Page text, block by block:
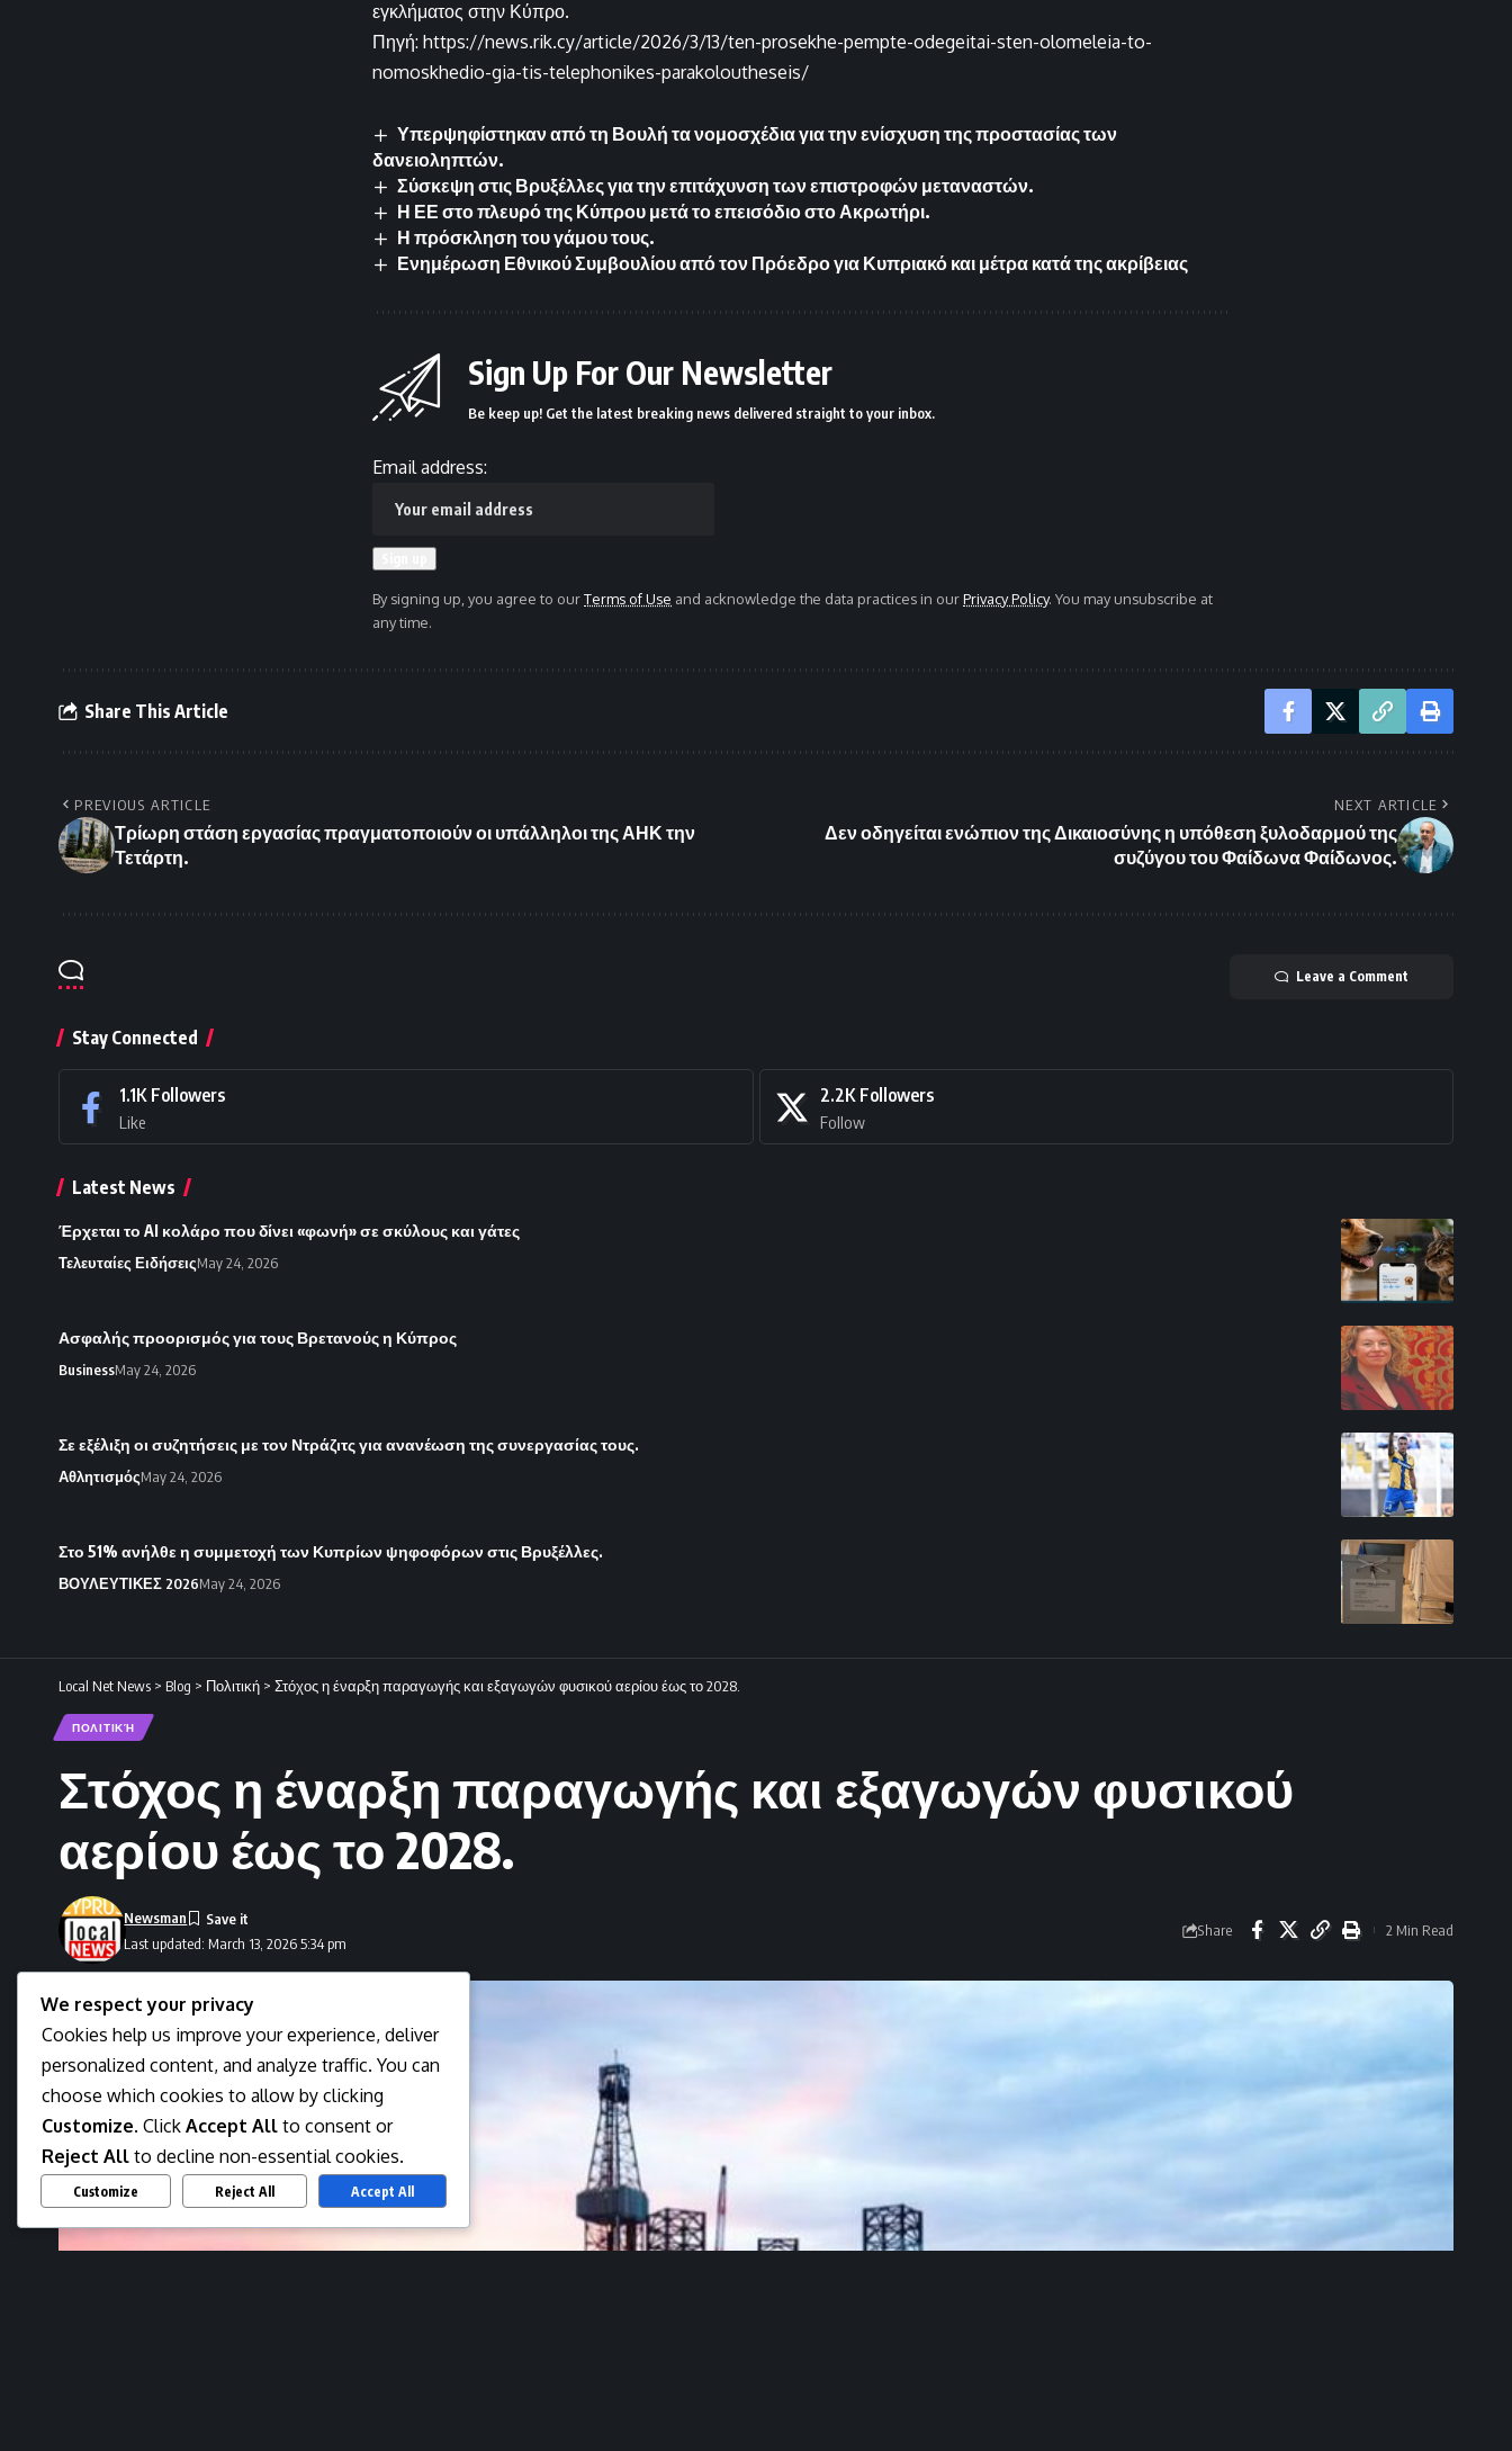
εγκλήματος στην Κύπρο.
Πηγή: https://news.rik.cy/article/2026/3/13/ten-prosekhe-pempte-odegeitai-sten-olomeleia-to-
nomoskhedio-gia-tis-telephonikes-parakoloutheseis/
Υπερψηφίστηκαν από τη Βουλή τα νομοσχέδια για την ενίσχυση της προστασίας των
δανειοληπτών.
Σύσκεψη στις Βρυξέλλες για την επιτάχυνση των επιστροφών μεταναστών.
Η ΕΕ στο πλευρό της Κύπρου μετά το επεισόδιο στο Ακρωτήρι.
Η πρόσκληση του γάμου τους.
Ενημέρωση Εθνικού Συμβουλίου από τον Πρόεδρο για Κυπριακό και μέτρα κατά της ακρίβειας
Sign Up For Our Newsletter
Be keep up! Get the latest breaking news delivered straight to your inbox.
Email address:
By signing up, you agree to ourTerms of Use and acknowledge the data practices in ourPrivacy Policy. You may unsubscribe at
any time.
Share This Article
PREVIOUS ARTICLE
Τρίωρη στάση εργασίας πραγματοποιούν οι υπάλληλοι της ΑΗΚ την
Τετάρτη.
NEXT ARTICLE
Δεν οδηγείται ενώπιον της Δικαιοσύνης η υπόθεση ξυλοδαρμού της
συζύγου του Φαίδωνα Φαίδωνος.
Leave a Comment
Stay Connected
1.1K Followers
Like
2.2K Followers
Follow
Latest News
Έρχεται το AI κολάρο που δίνει «φωνή» σε σκύλους και γάτες
Τελευταίες ΕιδήσειςMay 24, 2026
Ασφαλής προορισμός για τους Βρετανούς η Κύπρος
BusinessMay 24, 2026
Σε εξέλιξη οι συζητήσεις με τον Ντράζιτς για ανανέωση της συνεργασίας τους.
ΑθλητισμόςMay 24, 2026
Στο 51% ανήλθε η συμμετοχή των Κυπρίων ψηφοφόρων στις Βρυξέλλες.
ΒΟΥΛΕΥΤΙΚΕΣ 2026May 24, 2026
Local Net News > Blog > Πολιτική > Στόχος η έναρξη παραγωγής και εξαγωγών φυσικού αερίου έως το 2028.
ΠΟΛΙΤΙΚΉ
Στόχος η έναρξη παραγωγής και εξαγωγών φυσικού
αερίου έως το 2028.
Last updated: March 13, 2026 5:34 pm
Newsman
Share 2 Min Read
We respect your privacy
Cookies help us improve your experience, deliver
personalized content, and analyze traffic. You can
choose which cookies to allow by clicking
Customize. Click Accept All to consent or
Reject All to decline non-essential cookies.
Customize Reject All Accept All